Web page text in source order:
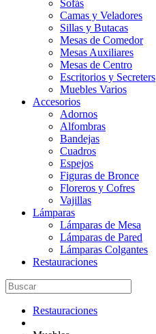
Sofás
Camas y Veladores
Sillas y Butacas
Mesas de Comedor
Mesas Auxiliares
Mesas de Centro
Escritorios y Secreters
Muebles Varios
Accesorios
Adornos
Alfombras
Bandejas
Cuadros
Espejos
Figuras de Bronce
Floreros y Cofres
Vajillas
Lámparas
Lámparas de Mesa
Lámparas de Pared
Lámparas Colgantes
Restauraciones
Restauraciones